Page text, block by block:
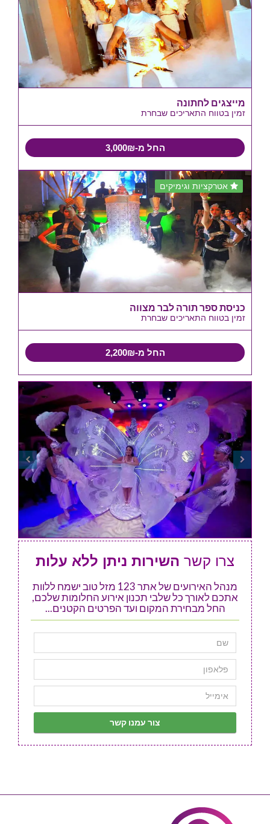
מייצגים לחתונה
זמין בטווח התאריכים שבחרת
החל מ-3,000₪
אטרקציות וגימיקים
כניסת ספר תורה לבר מצווה
זמין בטווח התאריכים שבחרת
החל מ-2,200₪
צרו קשר השירות ניתן ללא עלות
מנהל האירועים של אתר 123 מזל טוב ישמח ללוות
אתכם לאורך כל שלבי תכנון אירוע החלומות שלכם,
החל מבחירת המקום ועד הפרטים הקטנים...